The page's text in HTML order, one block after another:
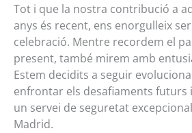
Tot i que la nostra contribució a
anys és recent, ens enorgulleix
celebració. Mentre recordem el
present, també mirem amb
Estem decidits a seguir
enfrontar els desafiaments futurs
un servei de seguretat
Madrid.